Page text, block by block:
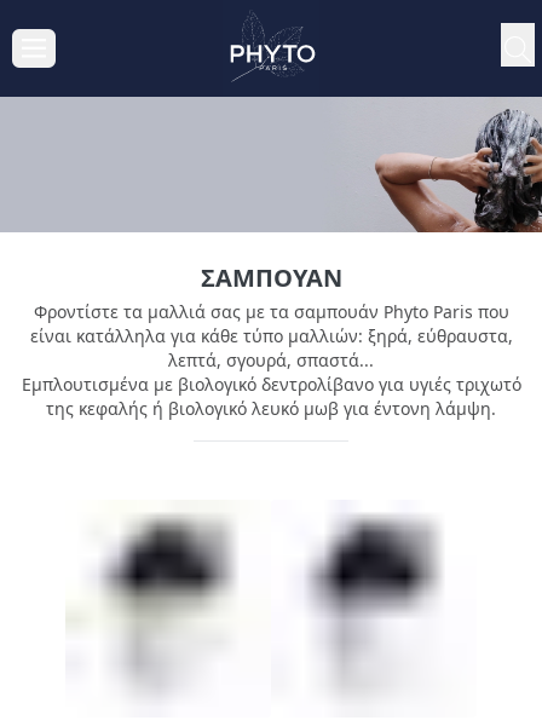
ΣΑΜΠΟΥΆΝ
Φροντίστε τα μαλλιά σας με τα σαμπουάν Phyto Paris που
είναι κατάλληλα για κάθε τύπο μαλλιών: ξηρά, εύθραυστα,
λεπτά, σγουρά, σπαστά...
Εμπλουτισμένα με βιολογικό δεντρολίβανο για υγιές τριχωτό
της κεφαλής ή βιολογικό λευκό μωβ για έντονη λάμψη.